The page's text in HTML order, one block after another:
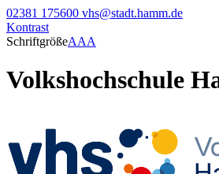
02381 175600 vhs@stadt.hamm.de
Kontrast
SchriftgrößeAAA
Volkshochschule